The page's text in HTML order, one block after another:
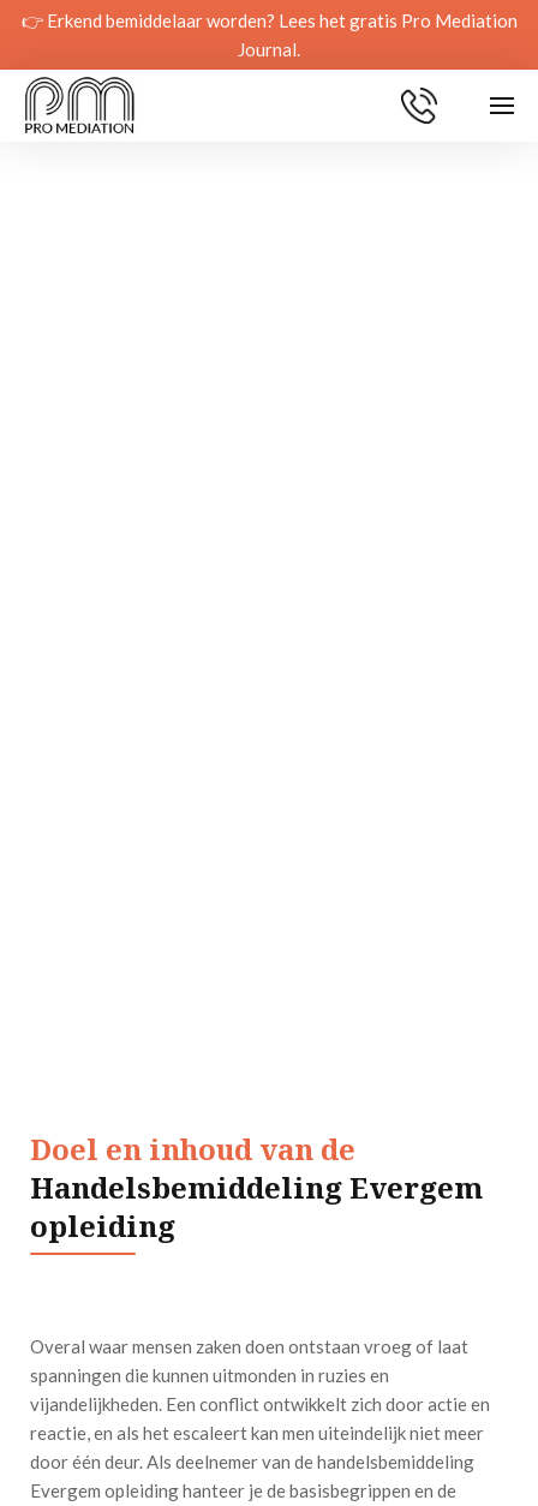
👉 Erkend bemiddelaar worden? Lees het gratis Pro Mediation
Journal.
Doel en inhoud van de
Handelsbemiddeling Evergem
opleiding
Overal waar mensen zaken doen ontstaan vroeg of laat
spanningen die kunnen uitmonden in ruzies en
vijandelijkheden. Een conflict ontwikkelt zich door actie en
reactie, en als het escaleert kan men uiteindelijk niet meer
door één deur. Als deelnemer van de handelsbemiddeling
Evergem opleiding hanteer je de basisbegrippen en de